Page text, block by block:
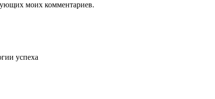
моих комментариев.
успеха